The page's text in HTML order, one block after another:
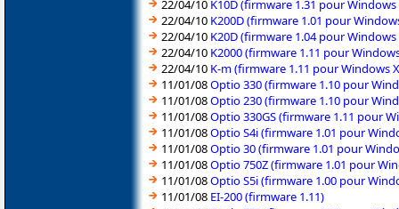
22/04/10 K10D (firmware 1.31 pour
22/04/10 K200D (firmware 1.01 pour
22/04/10 K20D (firmware 1.04 pour
22/04/10 K2000 (firmware 1.11 pour
22/04/10 K-m (firmware 1.11 pour Windows
11/01/08Optio 330 (firmware 1.10 pour
11/01/08Optio 230 (firmware 1.10 pour
11/01/08Optio 330GS (firmware 1.11 pour
11/01/08Optio S4i (firmware 1.01 pour
11/01/08Optio 30 (firmware 1.01 pour
11/01/08Optio 750Z (firmware 1.01 pour
11/01/08Optio S5i (firmware 1.00 pour
11/01/08 EI-200 (firmware 1.11)